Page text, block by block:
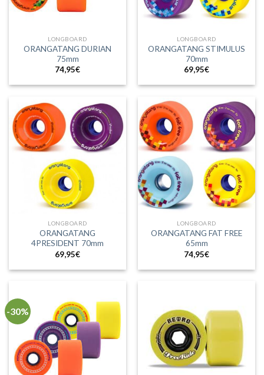
LONGBOARD
ORANGATANG DURIAN
75mm
74,95€
LONGBOARD
ORANGATANG STIMULUS
70mm
69,95€
LONGBOARD
ORANGATANG
4PRESIDENT 70mm
69,95€
LONGBOARD
ORANGATANG FAT FREE
65mm
74,95€
-30%